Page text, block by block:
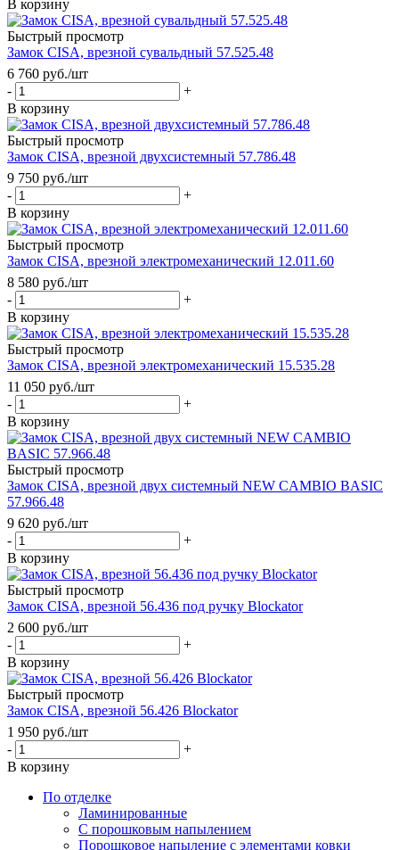
В корзину
Быстрый просмотр
Замок CISA, врезной сувальдный 57.525.48
6 760 руб./шт
-
+
В корзину
Быстрый просмотр
Замок CISA, врезной двухсистемный 57.786.48
9 750 руб./шт
-
+
В корзину
Быстрый просмотр
Замок CISA, врезной электромеханический 12.011.60
8 580 руб./шт
-
+
В корзину
Быстрый просмотр
Замок CISA, врезной электромеханический 15.535.28
11 050 руб./шт
-
+
В корзину
Быстрый просмотр
Замок CISA, врезной двух системный NEW CAMBIO BASIC
57.966.48
9 620 руб./шт
-
+
В корзину
Быстрый просмотр
Замок CISA, врезной 56.436 под ручку Blockator
2 600 руб./шт
-
+
В корзину
Быстрый просмотр
Замок CISA, врезной 56.426 Blockator
1 950 руб./шт
-
+
В корзину
По отделке
Ламинированные
С порошковым напылением
Порошковое напыление с элементами ковки